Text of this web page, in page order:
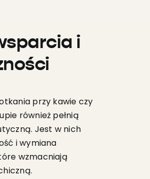
i
przy kawie czy
również pełnią
Jest w nich
i wymiana
wzmacniają